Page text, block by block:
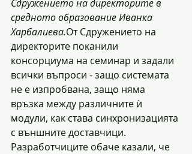
Сдружението на директорите в
средното образование Иванка
Харбалиева.От Сдружението на
директорите поканили
консорциума на семинар и задали
всички въпроси - защо системата
не е изпробвана, защо няма
връзка между различните ѝ
модули, как става синхронизацията
с външните доставчици.
Разработчиците обаче казали, че